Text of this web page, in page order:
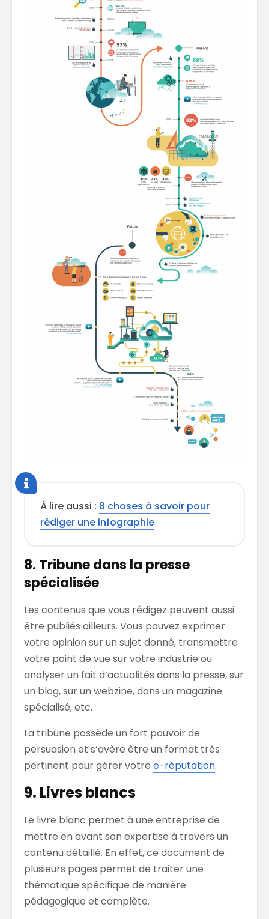
À lire aussi : 8 choses à savoir pour
rédiger une infographie
8. Tribune dans la presse
spécialisée
Les contenus que vous rédigez peuvent aussi
être publiés ailleurs. Vous pouvez exprimer
votre opinion sur un sujet donné, transmettre
votre point de vue sur votre industrie ou
analyser un fait d’actualités dans la presse, sur
un blog, sur un webzine, dans un magazine
spécialisé, etc.
La tribune possède un fort pouvoir de
persuasion et s’avère être un format très
pertinent pour gérer votre e-réputation.
9. Livres blancs
Le livre blanc permet à une entreprise de
mettre en avant son expertise à travers un
contenu détaillé. En effet, ce document de
plusieurs pages permet de traiter une
thématique spécifique de manière
pédagogique et complète.